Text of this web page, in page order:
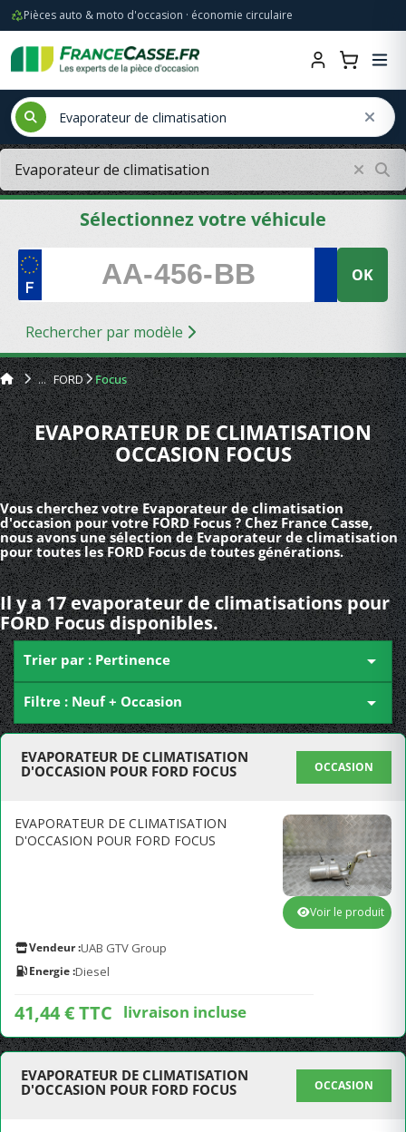
Pièces auto & moto d'occasion · économie circulaire
Sélectionnez votre véhicule
OK
Rechercher par modèle
FORD Focus
EVAPORATEUR DE CLIMATISATION
OCCASION FOCUS
Vous cherchez votre Evaporateur de climatisation
d'occasion pour votre FORD Focus ? Chez France Casse,
nous avons une sélection de Evaporateur de climatisation
pour toutes les FORD Focus de toutes générations.
Il y a 17 evaporateur de climatisations pour
FORD Focus disponibles.
Trier par : Pertinence 
Filtre : Neuf + Occasion 
EVAPORATEUR DE CLIMATISATION
D'OCCASION POUR FORD FOCUS
OCCASION
EVAPORATEUR DE CLIMATISATION
D'OCCASION POUR FORD FOCUS
Vendeur :UAB GTV Group
Energie :Diesel
41,44 € TTC livraison incluse
Voir le produit
EVAPORATEUR DE CLIMATISATION
D'OCCASION POUR FORD FOCUS
OCCASION